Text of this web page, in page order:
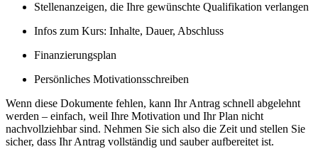
Stellenanzeigen, die Ihre gewünschte Qualifikation verlangen
Infos zum Kurs: Inhalte, Dauer, Abschluss
Finanzierungsplan
Persönliches Motivationsschreiben
Wenn diese Dokumente fehlen, kann Ihr Antrag schnell abgelehnt
werden – einfach, weil Ihre Motivation und Ihr Plan nicht
nachvollziehbar sind. Nehmen Sie sich also die Zeit und stellen Sie
sicher, dass Ihr Antrag vollständig und sauber aufbereitet ist.